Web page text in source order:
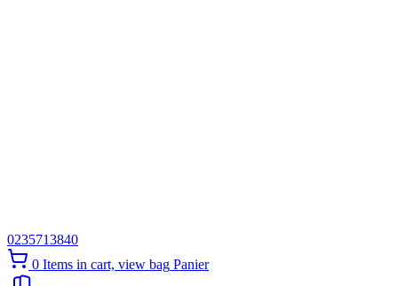
0235713840
0 Items in cart, view bag Panier